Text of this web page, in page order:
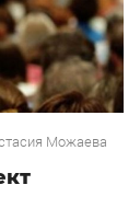
Можаева